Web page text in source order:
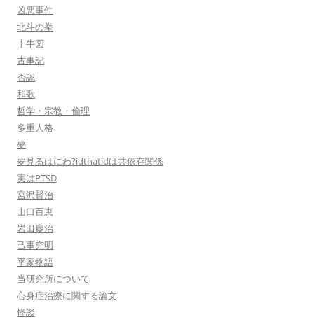
凶悪事件
北斗の拳
十牛図
古事記
否認
和歌
哲学・宗教・倫理
多重人格
夢
夢見るはにわ?idthatidは共依存関係
実はPTSD
宮沢賢治
山口百恵
岩田慶治
己事究明
平家物語
当研究所について
心身症治療に関する論文
怪談